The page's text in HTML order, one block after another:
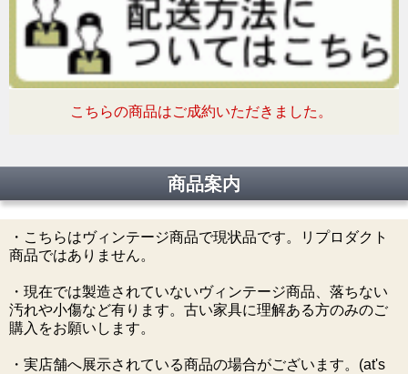
こちらの商品はご成約いただきました。
商品案内
・こちらはヴィンテージ商品で現状品です。リプロダクト
商品ではありません。
・現在では製造されていないヴィンテージ商品、落ちない
汚れや小傷など有ります。古い家具に理解ある方のみのご
購入をお願いします。
・実店舗へ展示されている商品の場合がございます。(at's